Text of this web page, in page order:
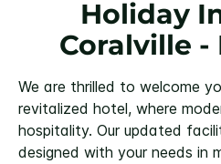
Holiday
Coralville -
We are thrilled to welcome
revitalized hotel, where
hospitality. Our updated
designed with your needs in